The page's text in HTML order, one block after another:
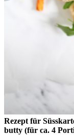
Rezept für
butty (für ca. 4